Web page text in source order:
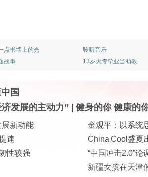
大学：精品公开课
℃》网易科技频道
清华大学：大师云集
专业竞彩一触即发
国
发展的主动力” 健身的你 健康的
展新动能
速
性较强
金观平：以系统
China Cool盛夏
“中国冲击2.0”论
新疆女孩在天津